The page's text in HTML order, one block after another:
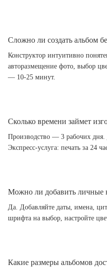
Сложно ли создать альбом
Конструктор интуитивно
авторазмещение фото, выбор
— 10-25 минут.
Сколько времени займет
Производство — 3 рабочих
Экспресс-услуга: печать за 24
Можно ли добавить личные
Да. Добавляйте даты, имена,
шрифта на выбор, настройте
Какие размеры альбомов